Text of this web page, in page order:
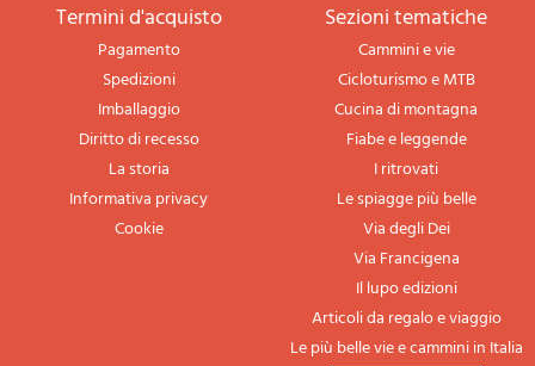
termini d'acquisto
Pagamento
Spedizioni
Imballaggio
Diritto di recesso
La storia
Informativa privacy
Cookie
sezioni tematiche
Cammini e vie
Cicloturismo e MTB
Cucina di montagna
Fiabe e leggende
I ritrovati
Le spiagge più belle
Via degli Dei
Via Francigena
Il lupo edizioni
Articoli da regalo e viaggio
Le più belle vie e cammini in Italia